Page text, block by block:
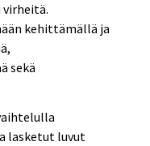
virheitä.
kehittämällä ja
sekä
lasketut luvut